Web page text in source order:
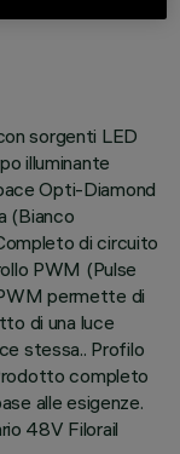
sorgenti LED
illuminante
Opti-Diamond
(Bianco
di circuito
PWM (Pulse
permette di
di una luce
stessa.. Profilo
completo
alle esigenze.
48V Filorail